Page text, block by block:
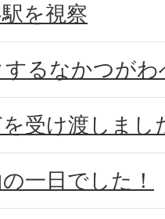
を視察
るなかつがわ
受け渡しまし
一日でした！